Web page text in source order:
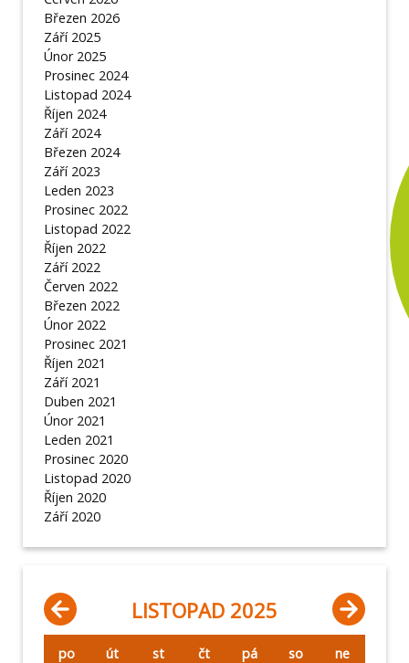
Březen 2026
Září 2025
Únor 2025
Prosinec 2024
Listopad 2024
Říjen 2024
Září 2024
Březen 2024
Září 2023
Leden 2023
Prosinec 2022
Listopad 2022
Říjen 2022
Září 2022
Červen 2022
Březen 2022
Únor 2022
Prosinec 2021
Říjen 2021
Září 2021
Duben 2021
Únor 2021
Leden 2021
Prosinec 2020
Listopad 2020
Říjen 2020
Září 2020
LISTOPAD 2025
po út st čt pá so ne